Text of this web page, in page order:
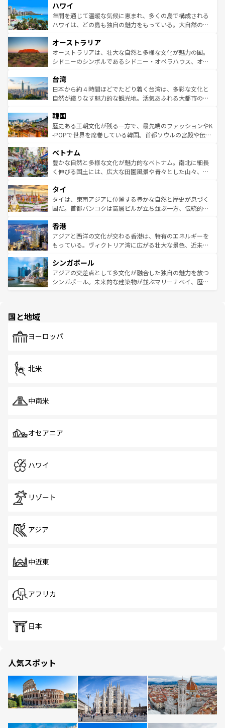
ば市内交通費無料で観光を楽しむこともできる。 なお、新
着のスイス情報はコンテンツ一覧 を参照してほしい。
のような巨大都市は、観光、ショッピング、エンターテイ
ンメントが詰まった刺激的なスポットだ。一方、アメリカ
西部には大自然が広がり、グランドキャニオンやイエロー
部のニューオーリンズでは、音楽と美食が融合した独特の
文化が魅力。旅行者はアメリカの各地域で異なる魅力を楽
しみながら、その多様性と豊かな歴史を感じることができ
ならではの贅沢な旅のスタイルだ。 なお、新着のアメリカ
情報はコンテンツ一覧を参照してほしい。
ハワイ
年間を通じて温暖な気候に恵まれ、多くの島で構成される
ハワイは、どの島も独自の魅力をもっている。大自然の神
ワイ島は見逃せない。また、定番の観光地といえばオアフ
島だが、静かな自然を求めるならマウイ島やカウアイ島が
おすすめ。エメラルドグリーンに輝く海をはじめ、豊かな
れるおもてなしの心で訪れる人々を迎えてくれるハワイの
人々、おいしいローカルフードやハワイアンミュージッ
ク、伝統的なフラダンスなど、すべてがハワイの魅力を彩
ワイを、存分に味わってほしい。 なお、新着のハワイ情報
はコンテンツ一覧を参照してほしい。
オーストラリア
オーストラリアは、壮大な自然と多様な文化が魅力の国。
シドニーのシンボルであるシドニー・オペラハウス、オー
リアリーフや大陸中央部にそびえるウルル（エアーズロッ
ク）、タスマニアの美しい原生林やケアンズの熱帯雨林な
ど、見どころがたくさん。また、カフェやワイン、オージ
いる。アクティビティも充実しており、サーフィンやダイ
ビング、ハイキングなど、アウトドア好きにはたまらな
い。オーストラリアの多彩な魅力を存分に味わいつくそ
参照してほしい。
台湾
日本から約４時間ほどでたどり着く台湾は、多彩な文化と
自然が織りなす魅力的な観光地。活気あふれる大都市の台
ン）、静ひつな山岳地帯である台湾東部など、都市の喧騒
と山間の静けさが共存しており、訪れる人に新しい発見と
驚きをもたらしてくれる。また、奥深い台湾の食文化も魅
容にもいいと評判のスイーツなど、バラエティ豊かな料理
が味わえる。 なお、新着の台湾情報は コンテンツ一覧を参
照してほしい。
韓国
歴史ある王朝文化が残る一方で、最先端のファッションやK
-POPで世界を席巻している韓国。首都ソウルの宮殿や伝統
き、地方に足を延ばせば四季折々の自然美を楽しむことが
できる。そして、キムチや焼肉、絶品のストリートフード
まで、さまざまな韓国料理が待っている。夜には、韓国な
リティに包まれながら、韓国の多彩な魅力を心ゆくまで味
わってみてほしい。 なお、新着の韓国情報はコンテンツ一
覧を参照してほしい。
ベトナム
豊かな自然と多様な文化が魅力的なベトナム。南北に細長
く伸びる国土には、広大な田園風景や青々とした山々、世
急速な発展と共に伝統が息づく。ハノイの古い町並みやホ
ーチミン市のフランス統治時代の建物も、独特の雰囲気を
醸し出している。また、バラエティの豊かさとおいしさで
とつ。フォーやバインミー、ベトナムコーヒーなどは、ぜ
ひ現地で味わいたい。どの地域を訪れてもあたたかい人々
が旅行者を迎えてくれるので、きっと忘れられない旅にな
参照してほしい。
タイ
タイは、東南アジアに位置する豊かな自然と歴史が息づく
国だ。首都バンコクは高層ビルが立ち並ぶ一方、伝統的な
の活気が交差している。北部ではチェンマイなどの山岳地
帯で自然と触れ合い、南部ではプーケットやクラビの美し
いビーチでリゾート気分を楽しむことができる。タイ料理
激する。気候は一年中温暖で、どの季節にも異なる楽しみ
が待っている。親しみやすいタイの人々、仏教を中心とし
た文化、そして多様な観光資源が、訪れる旅人を魅了し続
香港
アジアと西洋の文化が交わる香港は、特有のエネルギーを
もっている。ヴィクトリア湾に広がる壮大な景色、近未来
み、どこを訪れても感動するはず。観光スポットが密集し
ており、効率よく見どころを回れるのも魅力。息をのむよ
うな絶景から文化的な体験まで、香港を存分に楽しみ尽く
シンガポール
アジアの交差点として多文化が融合した独自の魅力を放つ
シンガポール。未来的な建築物が並ぶマリーナベイ、歴史
で、ホーカーズは地元の風情を楽しめる外せないスポット
国と地域
ヨーロッパ
北米
中南米
オセアニア
ハワイ
リゾート
アジア
中近東
アフリカ
日本
人気スポット